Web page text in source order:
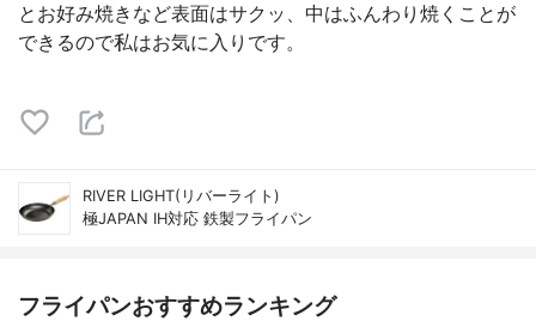
とお好み焼きなど表面はサクッ、中はふんわり焼くことが
できるので私はお気に入りです。
RIVER LIGHT(リバーライト)
極JAPAN IH対応 鉄製フライパン
フライパンおすすめランキング